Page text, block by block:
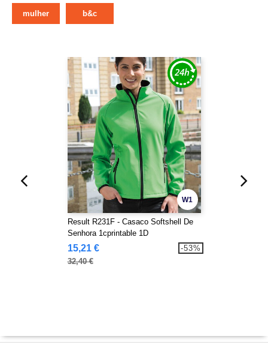
mulher b&c
W1
Result R231F - Casaco Softshell De
Senhora 1cprintable 1D
15,21 €
32,40 €
-53%